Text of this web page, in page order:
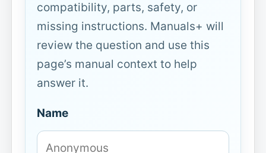
compatibility, parts, safety, or
missing instructions. Manuals+ will
review the question and use this
page’s manual context to help
answer it.
Name